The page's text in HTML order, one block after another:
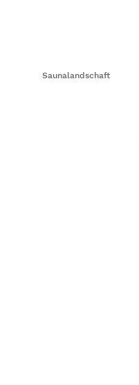
Saunalandschaft